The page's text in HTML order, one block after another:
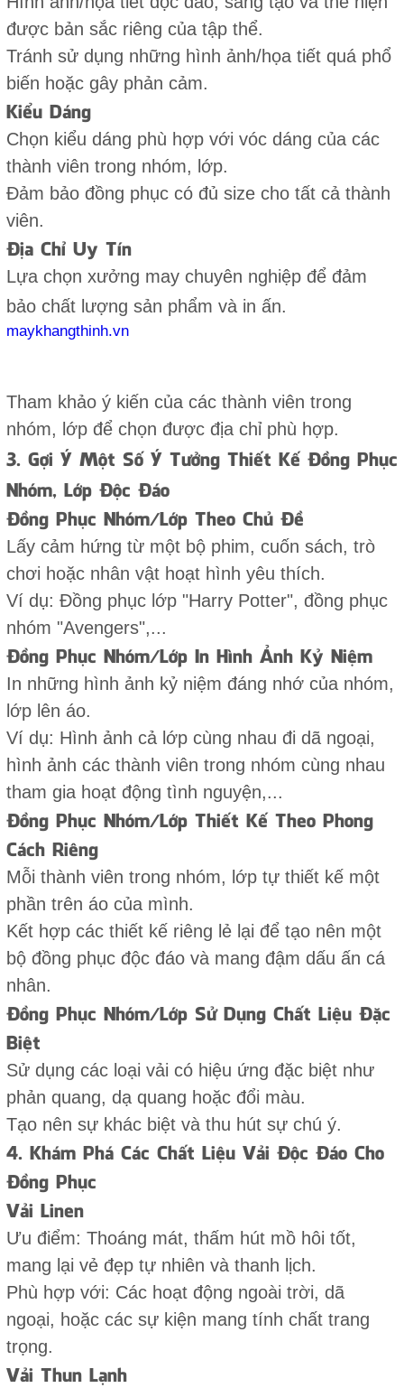
được bản sắc riêng của tập thể.
Tránh sử dụng những hình ảnh/họa tiết quá phổ
biến hoặc gây phản cảm.
Kiểu Dáng
Chọn kiểu dáng phù hợp với vóc dáng của các
thành viên trong nhóm, lớp.
Đảm bảo đồng phục có đủ size cho tất cả thành
viên.
Địa Chỉ Uy Tín
Lựa chọn xưởng may chuyên nghiệp để đảm
bảo chất lượng sản phẩm và in ấn.
maykhangthinh.vn
Tham khảo ý kiến của các thành viên trong
nhóm, lớp để chọn được địa chỉ phù hợp.
3. Gợi Ý Một Số Ý Tưởng Thiết Kế Đồng Phục
Nhóm, Lớp Độc Đáo
Đồng Phục Nhóm/Lớp Theo Chủ Đề
Lấy cảm hứng từ một bộ phim, cuốn sách, trò
chơi hoặc nhân vật hoạt hình yêu thích.
Ví dụ: Đồng phục lớp "Harry Potter", đồng phục
nhóm "Avengers",...
Đồng Phục Nhóm/Lớp In Hình Ảnh Kỷ Niệm
In những hình ảnh kỷ niệm đáng nhớ của nhóm,
lớp lên áo.
Ví dụ: Hình ảnh cả lớp cùng nhau đi dã ngoại,
hình ảnh các thành viên trong nhóm cùng nhau
tham gia hoạt động tình nguyện,...
Đồng Phục Nhóm/Lớp Thiết Kế Theo Phong
Cách Riêng
Mỗi thành viên trong nhóm, lớp tự thiết kế một
phần trên áo của mình.
Kết hợp các thiết kế riêng lẻ lại để tạo nên một
bộ đồng phục độc đáo và mang đậm dấu ấn cá
nhân.
Đồng Phục Nhóm/Lớp Sử Dụng Chất Liệu Đặc
Biệt
Sử dụng các loại vải có hiệu ứng đặc biệt như
phản quang, dạ quang hoặc đổi màu.
Tạo nên sự khác biệt và thu hút sự chú ý.
4. Khám Phá Các Chất Liệu Vải Độc Đáo Cho
Đồng Phục
Vải Linen
Ưu điểm: Thoáng mát, thấm hút mồ hôi tốt,
mang lại vẻ đẹp tự nhiên và thanh lịch.
Phù hợp với: Các hoạt động ngoài trời, dã
ngoại, hoặc các sự kiện mang tính chất trang
trọng.
Vải Thun Lạnh